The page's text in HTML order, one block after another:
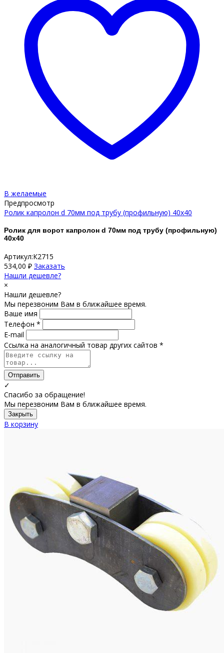
В желаемые
Предпросмотр
Ролик капролон d 70мм под трубу (профильную) 40х40
Ролик для ворот капролон d 70мм под трубу (профильную)
40х40
Артикул:К2715
534,00 ₽ Заказать
Нашли дешевле?
×
Нашли дешевле?
Мы перезвоним Вам в ближайшее время.
Ваше имя
Телефон *
E-mail
Ссылка на аналогичный товар других сайтов *
Отправить
✓
Спасибо за обращение!
Мы перезвоним Вам в ближайшее время.
Закрыть
В корзину